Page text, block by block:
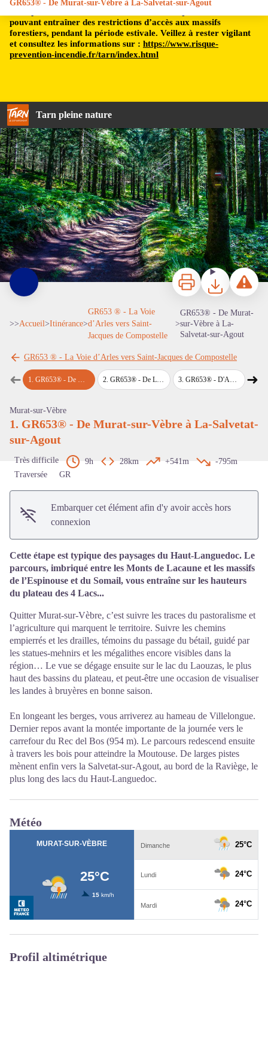
pouvant entraîner des restrictions d’accès aux massifs
forestiers, pendant la période estivale. Veillez à rester vigilant
et consultez les informations sur : https://www.risque-
prevention-incendie.fr/tarn/index.html
Tarn pleine nature
GR653® - De Murat-sur-Vèbre à La-Salvetat-sur-Agout
Chemin boisé - TD, FFRando 81
Voir l'image en plein écran
ImprimerTéléchargerSignaler
>>Accueil>Itinérance>
GR653 ® - La Voie
d’Arles vers Saint-
Jacques de Compostelle
>
GR653® - De Murat-
sur-Vèbre à La-
Salvetat-sur-Agout
GR653 ® - La Voie d’Arles vers Saint-Jacques de Compostelle
➜Étape précédente
1. GR653® - De Murat-sur-Vèbre à La-Salvetat-sur-Agout 2.GR653® - De La-Salvetat-sur-Agout à Anglès 3. GR653® - D'Anglès à Boissezon 4.
➜
Murat-sur-Vèbre
1. GR653® - De Murat-sur-Vèbre à La-Salvetat-
sur-Agout
Très difficile 9h 28km +541m
-795m
Traversée
GR
Embarquer cet élément afin d'y avoir accès hors
connexion
Cette étape est typique des paysages du Haut-Languedoc. Le
parcours, imbriqué entre les Monts de Lacaune et les massifs
de l’Espinouse et du Somail, vous entraîne sur les hauteurs
du plateau des 4 Lacs...
Quitter Murat-sur-Vèbre, c’est suivre les traces du pastoralisme et
l’agriculture qui marquent le territoire. Suivre les chemins
empierrés et les drailles, témoins du passage du bétail, guidé par
les statues-mehnirs et les mégalithes encore visibles dans la
région… Le vue se dégage ensuite sur le lac du Laouzas, le plus
haut des bassins du plateau, et peut-être une occasion de visualiser
les landes à bruyères en bonne saison.
En longeant les berges, vous arriverez au hameau de Villelongue.
Dernier repos avant la montée importante de la journée vers le
carrefour du Rec del Bos (954 m). Le parcours redescend ensuite
à travers les bois pour atteindre la Moutouse. De larges pistes
mènent enfin vers la Salvetat-sur-Agout, au bord de la Raviège, le
plus long des lacs du Haut-Languedoc.
Météo
Profil altimétrique